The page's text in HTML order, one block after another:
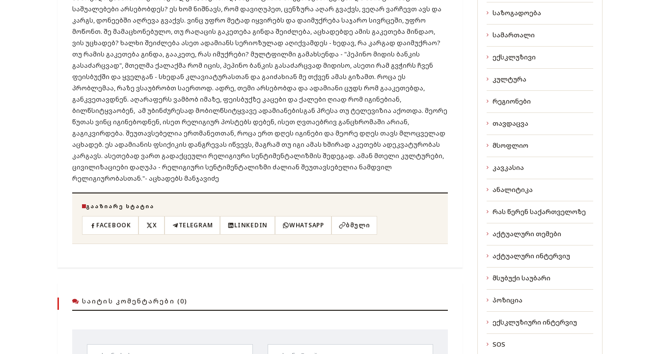
საშუალებები არსებობდეს? ეს ხომ ნიშნავს, რომ დავიღუპეთ, ცენზურა აღარ გვაქვს, ვეღარ ვარჩევთ ავს და
კარგს, დონეებში აღრევა გვაქვს. ვინც უფრო მეტად იყვირებს და დაიმუქრება საჯარო სივრცეში, უფრო
მოწონთ. შე მამაცხონებულო, თუ რაღაცის გაკეთება გინდა შეიძლება, აცხადებდე ამის გაკეთება მინდაო,
ვის უცხადებ? ხალხი შეიძლება ასეთ ადამიანს სერიოზულად აღიქვამდეს - ხედავ, რა კარგად დაიმუქრაო?
თუ რამის გაკეთება გინდა, გააკეთე, რას იმუქრები? მულტფილმი გამახსენდა - "პეპინო მიდის ბანკის
გასაძარცვად", მთელმა ქალაქმა რომ იცის, პეპინო ბანკის გასაძარცვად მიდისო, ასეთი რამ გვჭირს ჩვენ
ფეისბუქში და ყველგან - სხედან კლავიატურასთან და გაიძახიან მე თქვენ ამას გიზამთ. როცა ეს
პრობლემაა, რაზე ვსაუბრობთ საერთოდ. ადრე, თემი არსებობდა და ადამიანი ცუდს რომ გააკეთებდა,
განკვეთავდნენ. აღარაფერს ვამბობ იმაზე, ფეისბუქზე კაცები და ქალები ღიად რომ იგინებიან,
ბილწსიტყვაობენ, ამ უბინძურესად მობილწსიტყვავე ადამიანებისგან პრესა თუ ტელევიზია აქოთდა. მეორე
წუთას ვინც იგინებოდნენ, ისეთ რელიგიურ პოსტებს დებენ, ისეთ ღვთაებრივ განცხრომაში არიან,
გაგიკვირდება. შეუთავსებელია ერთმანეთთან, როცა ერთ დღეს იგინები და მეორე დღეს თავს მლოცველად
აცხადებ. ეს ადამიანის ფსიქიკის დანგრევას იწვევს, მაგრამ თუ იგი ამას ხშირად აკეთებს ადეკვატურობას
კარგავს. ასეთებად ვართ გადაქცეული რელიგიური სენტიმენტალიზმის შედეგად. ამან მთელი კულტურები,
ცივილიზაციები დაღუპა - რელიგიური სენტიმენტალიზმი ძალიან შეუთავსებელია ნამდვილ
რელიგიურობასთან."- აცხადებს მანჯავიძე
ᲒᲐᲐᲖᲘᲐᲠᲔ ᲡᲢᲐᲢᲘᲐ
FACEBOOK X TELEGRAM LINKEDIN WHATSAPP ᲑᲛᲣᲚᲘ
ᲡᲐᲘᲢᲘᲡ ᲙᲝᲛᲔᲜᲢᲐᲠᲔᲑᲘ (0)
საზოგადოება
სამართალი
ექსკლუზივი
კულტურა
რეგიონები
თავდაცვა
მსოფლიო
კავკასია
ანალიტიკა
რას წერენ საქართველოზე
აქტუალური თემები
აქტუალური ინტერვიუ
მსუბუქი საუბარი
პოზიცია
ექსკლუზიური ინტერვიუ
SOS